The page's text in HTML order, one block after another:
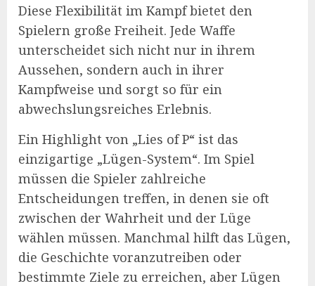
Diese Flexibilität im Kampf bietet den
Spielern große Freiheit. Jede Waffe
unterscheidet sich nicht nur in ihrem
Aussehen, sondern auch in ihrer
Kampfweise und sorgt so für ein
abwechslungsreiches Erlebnis.
Ein Highlight von „Lies of P“ ist das
einzigartige „Lügen-System“. Im Spiel
müssen die Spieler zahlreiche
Entscheidungen treffen, in denen sie oft
zwischen der Wahrheit und der Lüge
wählen müssen. Manchmal hilft das Lügen,
die Geschichte voranzutreiben oder
bestimmte Ziele zu erreichen, aber Lügen